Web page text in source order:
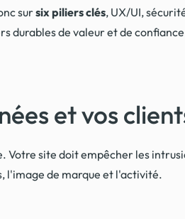
sursix piliers clés, UX/UI,
durables de valeur et de
et vos
Votre site doit empêcher les
l'image de marque et l'activité.